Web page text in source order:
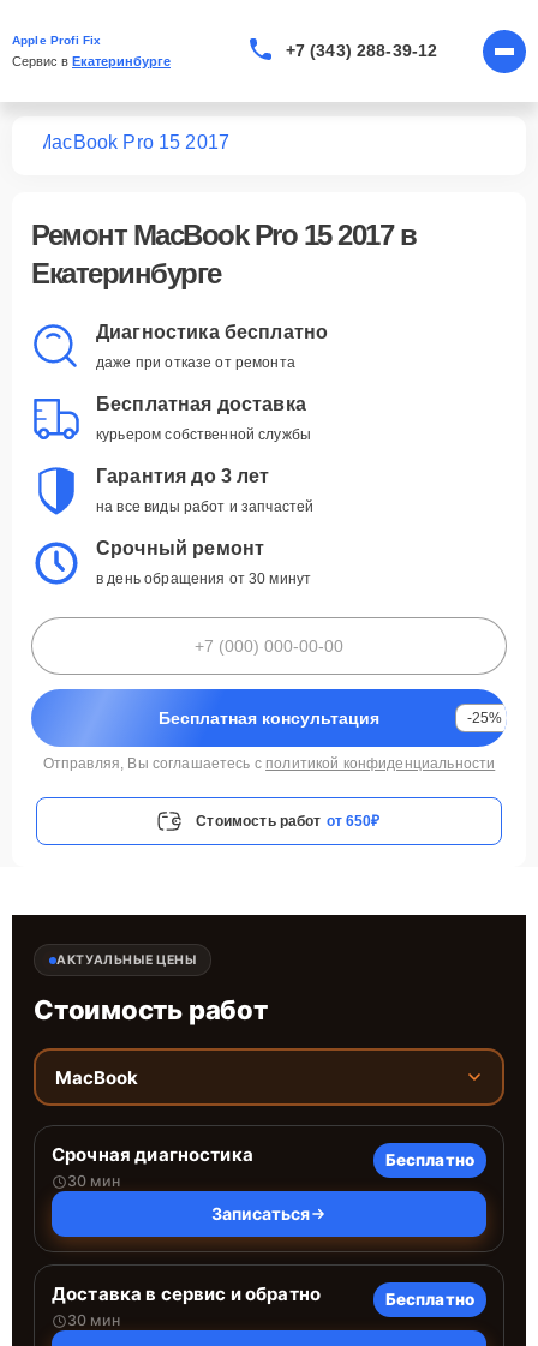
Apple Profi Fix
Сервис в Екатеринбурге
+7 (343) 288-39-12
MacBook Pro 15 2017
Ремонт MacBook Pro 15 2017в
Екатеринбурге
Диагностика бесплатно
даже при отказе от ремонта
Бесплатная доставка
курьером собственной службы
Гарантия до 3 лет
на все виды работ и запчастей
Срочный ремонт
в день обращения от 30 минут
Бесплатная консультация -25%
Отправляя, Вы соглашаетесь с политикой конфиденциальности
Стоимость работ от 650₽
АКТУАЛЬНЫЕ ЦЕНЫ
Стоимость работ
MacBook
Срочная диагностика
30 мин
Бесплатно
Записаться
Доставка в сервис и обратно
30 мин
Бесплатно